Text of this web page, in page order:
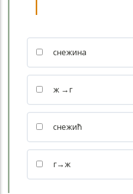
снежина
ж →г
снежић
г→ж